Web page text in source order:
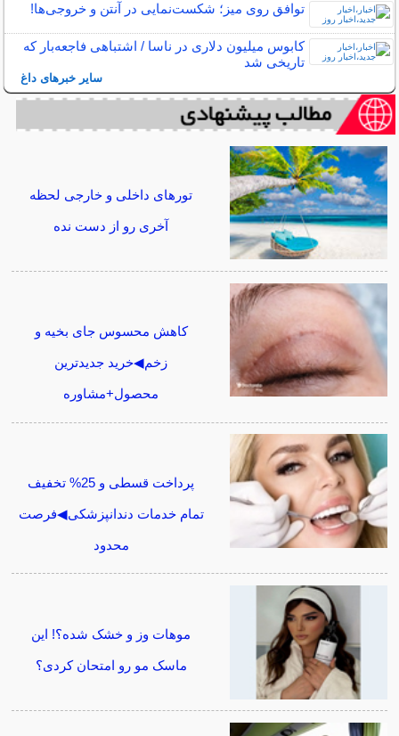
توافق روی میز؛ شکست‌نمایی در آنتن و خروجی‌ها!
کابوس میلیون دلاری در ناسا / اشتباهی فاجعه‌بار که
تاریخی شد
سایر خبرهای داغ
تورهای داخلی و خارجی لحظه
آخری رو از دست نده
کاهش محسوس جای بخیه و
زخم◀خرید جدیدترین
محصول+مشاوره
پرداخت قسطی و 25% تخفیف
تمام خدمات دندانپزشکی◀فرصت
محدود
موهات وز و خشک شده؟! این
ماسک مو رو امتحان کردی؟